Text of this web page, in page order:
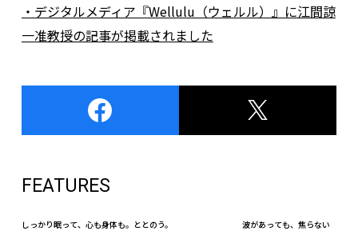
・デジタルメディア『Wellulu（ウェルル）』に江間諒
一准教授の記事が掲載されました
FEATURES
しっかり眠って、心も身体も。ととのう。 波があっても、焦らない